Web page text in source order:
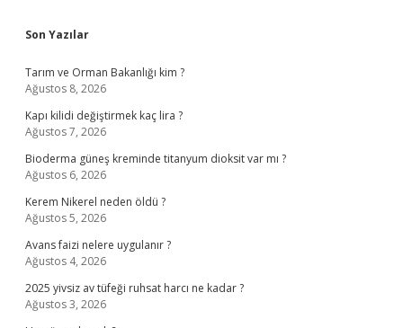
Sidebar
Son Yazılar
Tarım ve Orman Bakanlığı kim ?
Ağustos 8, 2026
Kapı kilidi değiştirmek kaç lira ?
Ağustos 7, 2026
Bioderma güneş kreminde titanyum dioksit var mı ?
Ağustos 6, 2026
Kerem Nikerel neden öldü ?
Ağustos 5, 2026
Avans faizi nelere uygulanır ?
Ağustos 4, 2026
2025 yivsiz av tüfeği ruhsat harcı ne kadar ?
Ağustos 3, 2026